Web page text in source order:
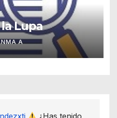
Lupa
A
¿Has tenido